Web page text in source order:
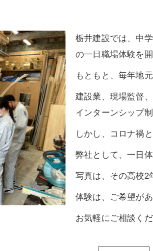
栃井建設では、中
の一日職場体験を
もともと、毎年地
建設業、現場監督
インターンシップ
しかし、コロナ禍
弊社として、一日
写真は、その高校2
体験は、ご希望が
お気軽にご相談くだ